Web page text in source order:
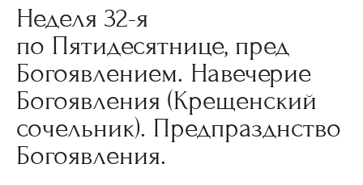
Неделя 32-я
по Пятидесятнице, пред
Богоявлением. Навечерие
Богоявления (Крещенский
сочельник). Предпразднство
Богоявления.